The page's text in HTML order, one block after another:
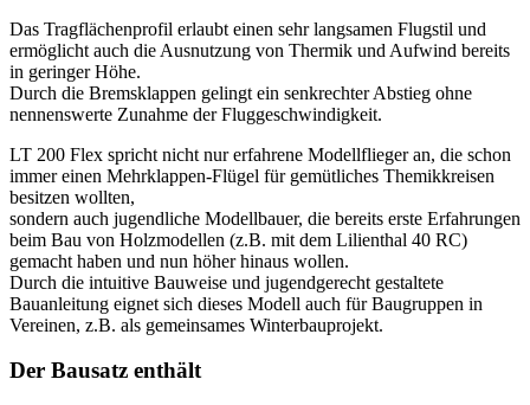
Das Tragflächenprofil erlaubt einen sehr langsamen Flugstil und
ermöglicht auch die Ausnutzung von Thermik und Aufwind bereits
in geringer Höhe.
Durch die Bremsklappen gelingt ein senkrechter Abstieg ohne
nennenswerte Zunahme der Fluggeschwindigkeit.
LT 200 Flex spricht nicht nur erfahrene Modellflieger an, die schon
immer einen Mehrklappen-Flügel für gemütliches Themikkreisen
besitzen wollten,
sondern auch jugendliche Modellbauer, die bereits erste Erfahrungen
beim Bau von Holzmodellen (z.B. mit dem Lilienthal 40 RC)
gemacht haben und nun höher hinaus wollen.
Durch die intuitive Bauweise und jugendgerecht gestaltete
Bauanleitung eignet sich dieses Modell auch für Baugruppen in
Vereinen, z.B. als gemeinsames Winterbauprojekt.
Der Bausatz enthält